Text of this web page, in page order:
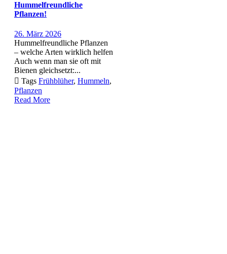
Hummelfreundliche
Pflanzen!
26. März 2026
Hummelfreundliche Pflanzen
– welche Arten wirklich helfen
Auch wenn man sie oft mit
Bienen gleichsetzt:...
 Tags Frühblüher, Hummeln,
Pflanzen
Read More